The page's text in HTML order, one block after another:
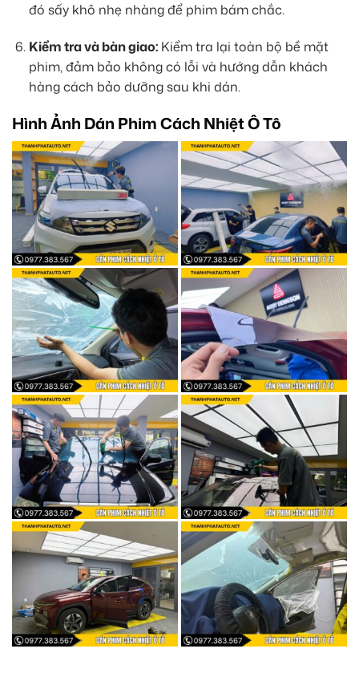
đó sấy khô nhẹ nhàng để phim bám chắc.
Kiểm tra và bàn giao:Kiểm tra lại toàn bộ bề mặt
phim, đảm bảo không có lỗi và hướng dẫn khách
hàng cách bảo dưỡng sau khi dán.
Hình Ảnh Dán Phim Cách Nhiệt Ô Tô